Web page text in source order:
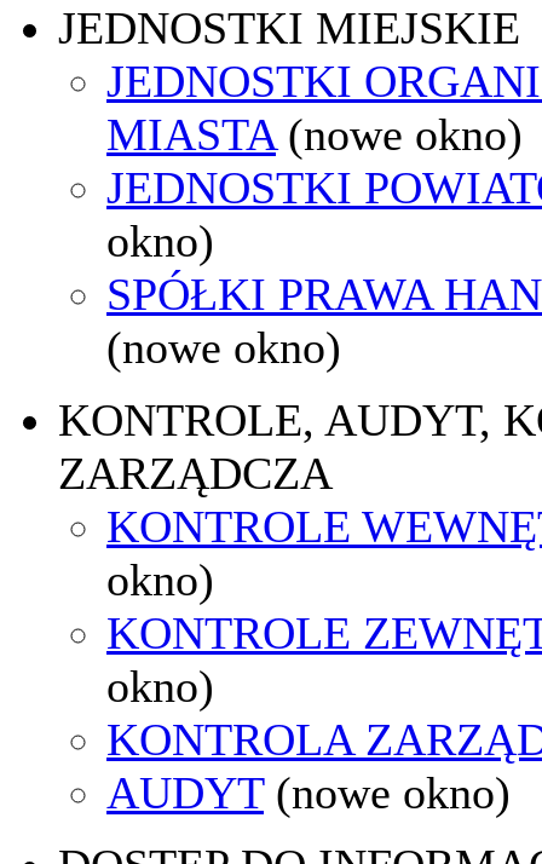
JEDNOSTKI MIEJSKIE
JEDNOSTKI
MIASTA (nowe okno)
JEDNOSTKI
okno)
SPÓŁKI PRAWA
(nowe okno)
KONTROLE, AUDYT,
ZARZĄDCZA
KONTROLE
okno)
KONTROLE
okno)
KONTROLA
AUDYT (nowe okno)